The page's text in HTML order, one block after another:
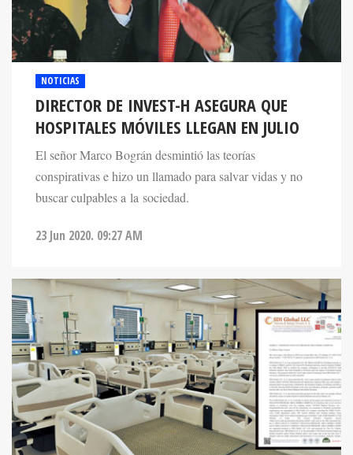
NOTICIAS
DIRECTOR DE INVEST-H ASEGURA QUE
HOSPITALES MÓVILES LLEGAN EN JULIO
El señor Marco Bográn desmintió las teorías
conspirativas e hizo un llamado para salvar vidas y no
buscar culpables a la sociedad.
23 Jun 2020. 09:27 AM